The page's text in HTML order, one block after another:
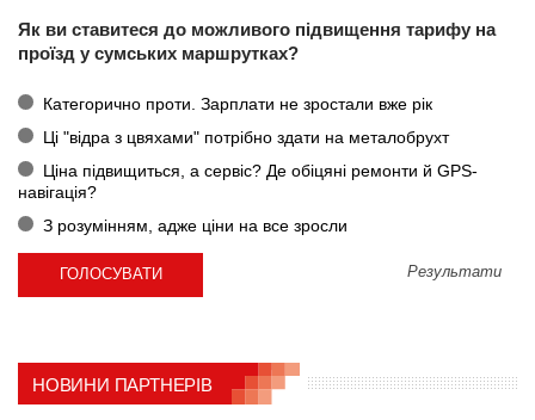
Як ви ставитеся до можливого підвищення тарифу на
проїзд у сумських маршрутках?
Категорично проти. Зарплати не зростали вже рік
Ці "відра з цвяхами" потрібно здати на металобрухт
Ціна підвищиться, а сервіс? Де обіцяні ремонти й GPS-
навігація?
З розумінням, адже ціни на все зросли
Результати
НОВИНИ ПАРТНЕРІВ